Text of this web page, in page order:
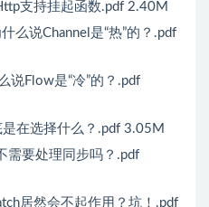
支持挂起函数.pdf 2.40M
么说Channel是“热”的？.pdf
说Flow是“冷”的？.pdf
在选择什么？.pdf 3.05M
需要处理同步吗？.pdf
居然会不起作用？坑！.pdf